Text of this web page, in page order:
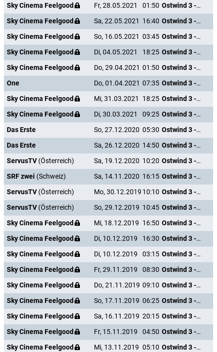
Sky Cinema Feelgood
Fr, 28.05.2021 01:50
Ostwind 3 - Aufbruch nach Ora
Sky Cinema Feelgood
Sa, 22.05.2021 16:40
Ostwind 3 - Aufbruch nach Ora
Sky Cinema Feelgood
So, 16.05.2021 03:45
Ostwind 3 - Aufbruch nach Ora
Sky Cinema Feelgood
Di, 04.05.2021 18:25
Ostwind 3 - Aufbruch nach Ora
Sky Cinema Feelgood
Do, 29.04.2021 01:50
Ostwind 3 - Aufbruch nach Ora
One
Do, 01.04.2021 07:35
Ostwind 3 - Aufbruch nach Ora
Sky Cinema Feelgood
Mi, 31.03.2021 18:25
Ostwind 3 - Aufbruch nach Ora
Sky Cinema Feelgood
Di, 30.03.2021 09:25
Ostwind 3 - Aufbruch nach Ora
Das Erste
So, 27.12.2020 05:30
Ostwind 3 - Aufbruch nach Ora
Das Erste
Sa, 26.12.2020 14:50
Ostwind 3 - Aufbruch nach Ora
ServusTV (Österreich) Sa, 19.12.2020 10:20
Ostwind 3 - Aufbruch nach Ora
SRF zwei (Schweiz) Sa, 14.11.2020 16:15
Ostwind 3 - Aufbruch nach Ora
ServusTV (Österreich) Mo, 30.12.2019 10:10
Ostwind 3 - Aufbruch nach Ora
ServusTV (Österreich) So, 29.12.2019 10:45
Ostwind 3 - Aufbruch nach Ora
Sky Cinema Feelgood
Mi, 18.12.2019 16:50
Ostwind 3 - Aufbruch nach Ora
Sky Cinema Feelgood
Di, 10.12.2019 16:30
Ostwind 3 - Aufbruch nach Ora
Sky Cinema Feelgood
Di, 10.12.2019 03:15
Ostwind 3 - Aufbruch nach Ora
Sky Cinema Feelgood
Fr, 29.11.2019 08:30
Ostwind 3 - Aufbruch nach Ora
Sky Cinema Feelgood
Do, 21.11.2019 09:10
Ostwind 3 - Aufbruch nach Ora
Sky Cinema Feelgood
So, 17.11.2019 06:25
Ostwind 3 - Aufbruch nach Ora
Sky Cinema Feelgood
Sa, 16.11.2019 20:15
Ostwind 3 - Aufbruch nach Ora
Sky Cinema Feelgood
Fr, 15.11.2019 04:50
Ostwind 3 - Aufbruch nach Ora
Sky Cinema Feelgood
Mi, 13.11.2019 05:10
Ostwind 3 - Aufbruch nach Ora